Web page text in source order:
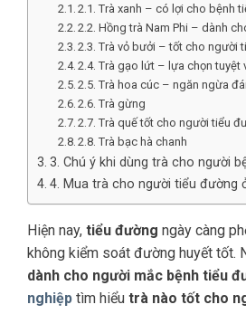
2.1. Trà xanh – có lợi cho bệnh
2.2. Hồng trà Nam Phi – dành
2.3. Trà vỏ bưởi – tốt cho người
2.4. Trà gạo lứt – lựa chọn tuyệt
2.5. Trà hoa cúc – ngăn ngừa
2.6. Trà gừng
2.7. Trà quế tốt cho người tiểu
2.8. Trà bạc hà chanh
3. Chú ý khi dùng trà cho người
4. Mua trà cho người tiểu đường
Hiện nay, tiểu đường ngày càng
không kiểm soát đường huyết tốt.
dành cho người mắc bệnh tiểu
nghiệp tìm hiểu trà nào tốt cho